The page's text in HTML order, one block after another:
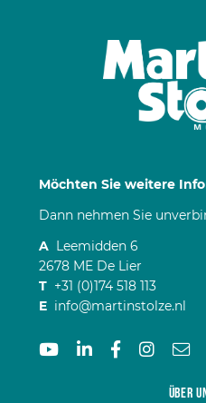
Möchten Sie weitere
Dann nehmen Sie
ALeemidden 6
2678 ME De Lier
T+31 (0)174 518 113
Einfo@martinstolze.nl
Über